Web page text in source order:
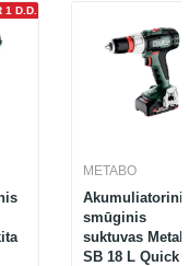
1 D.D.
METABO
smūginis
suktuvas
SB 18 L Quick